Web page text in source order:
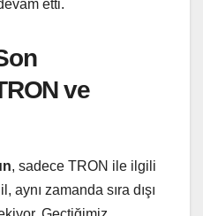
etti.
ve
, sadece TRON ile ilgili
aynı zamanda sıra dışı